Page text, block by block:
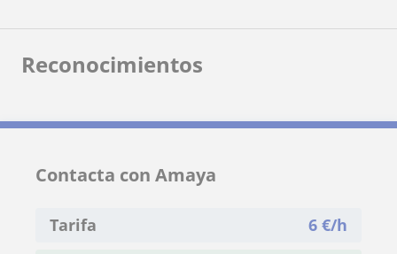
Reconocimientos
Contacta con Amaya
Tarifa 6 €/h